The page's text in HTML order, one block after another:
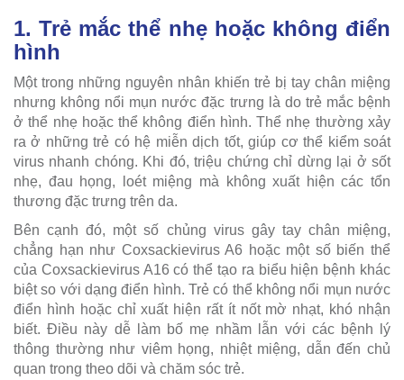
1. Trẻ mắc thể nhẹ hoặc không điển
hình
Một trong những nguyên nhân khiến trẻ bị tay chân miệng
nhưng không nổi mụn nước đặc trưng là do trẻ mắc bệnh
ở thể nhẹ hoặc thể không điển hình. Thể nhẹ thường xảy
ra ở những trẻ có hệ miễn dịch tốt, giúp cơ thể kiểm soát
virus nhanh chóng. Khi đó, triệu chứng chỉ dừng lại ở sốt
nhẹ, đau họng, loét miệng mà không xuất hiện các tổn
thương đặc trưng trên da.
Bên cạnh đó, một số chủng virus gây tay chân miệng,
chẳng hạn như Coxsackievirus A6 hoặc một số biến thể
của Coxsackievirus A16 có thể tạo ra biểu hiện bệnh khác
biệt so với dạng điển hình. Trẻ có thể không nổi mụn nước
điển hình hoặc chỉ xuất hiện rất ít nốt mờ nhạt, khó nhận
biết. Điều này dễ làm bố mẹ nhầm lẫn với các bệnh lý
thông thường như viêm họng, nhiệt miệng, dẫn đến chủ
quan trong theo dõi và chăm sóc trẻ.